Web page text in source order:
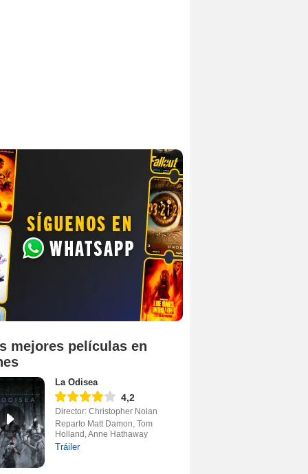
mejores películas en
La Odisea
4,2
Director: Christopher Nolan
Reparto Matt Damon, Tom
Holland, Anne Hathaway
Tráiler